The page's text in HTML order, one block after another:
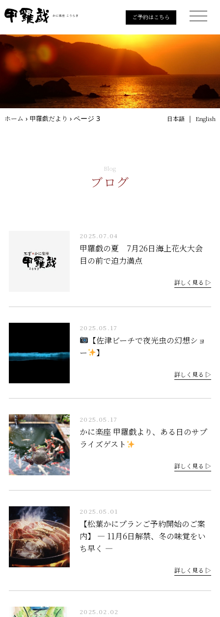
ご予約はこちら
ホーム › 甲羅戯だより ›ページ 3 日本語 ｜ English
Blog
ブログ
2025.07.04
甲羅戯の夏 7月26日海上花火大会
目の前で迫力満点
詳しく見る ▷
2025.05.17
【佐津ビーチで夜光虫の幻想ショ
ー
】
詳しく見る ▷
2025.05.17
かに楽座 甲羅戯より、ある日のサプ
ライズゲスト
詳しく見る ▷
2025.05.01
【松葉かにプランご予約開始のご案
内】 ― 11月6日解禁、冬の味覚をい
ち早く ―
詳しく見る ▷
2025.02.02